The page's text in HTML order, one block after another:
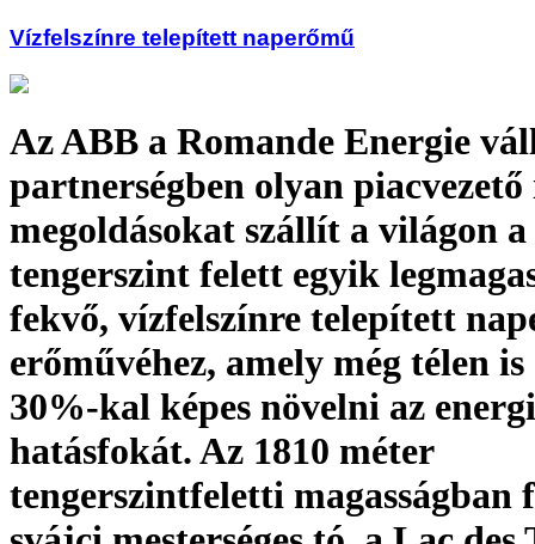
Vízfelszínre telepített naperőmű
Az ABB a Romande Energie
partnerségben olyan
megoldásokat szállít a világon a
tengerszint felett egyik
fekvő, vízfelszínre telepített
erőművéhez, amely még télen
30%-kal képes növelni az
hatásfokát. Az 1810 méter
tengerszintfeletti magasságban